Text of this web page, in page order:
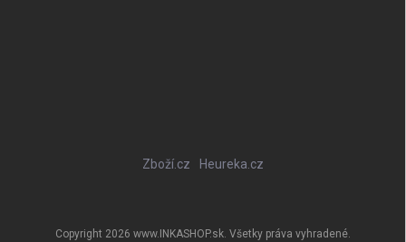
Zboží.cz Heureka.cz
Copyright 2026 www.INKASHOP.sk. Všetky práva vyhradené.